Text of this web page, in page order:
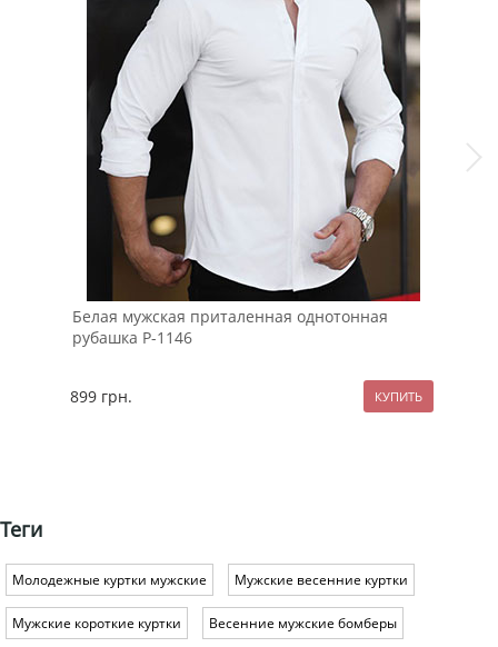
Белая мужская приталенная однотонная
рубашка Р-1146
899 грн.
Теги
Молодежные куртки мужские Мужские весенние куртки
Мужские короткие куртки Весенние мужские бомберы